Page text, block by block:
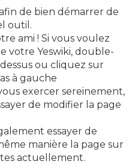
de bien démarrer de
outil.
ami ! Si vous voulez
votre Yeswiki, double-
ou cliquez sur
à gauche
exercer sereinement,
de modifier la page
essayer de
manière la page sur
actuellement.